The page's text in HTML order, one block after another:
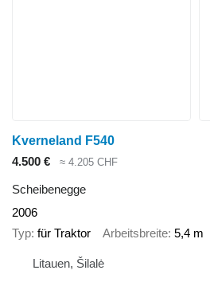
Kverneland F540
4.500 €
≈ 4.205 CHF
Scheibenegge
2006
Typ für Traktor Arbeitsbreite 5,4 m
Litauen, Šilalė